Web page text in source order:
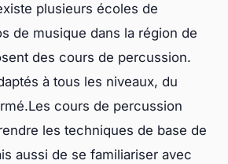
plusieurs écoles de
de musique dans la région de
des cours de percussion.
à tous les niveaux, du
cours de percussion
les techniques de base de
aussi de se familiariser avec